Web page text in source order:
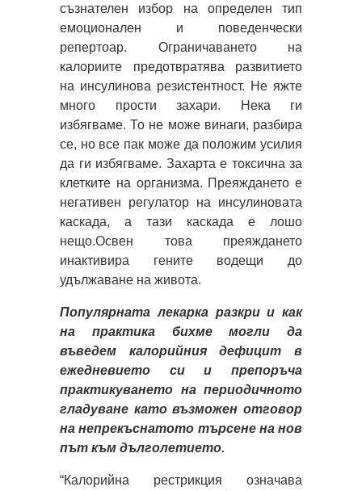
съзнателен избор на определен тип
емоционален и поведенчески
репертоар. Ограничаването на
калориите предотвратява развитието
на инсулинова резистентност. Не яжте
много прости захари. Нека ги
избягваме. То не може винаги, разбира
се, но все пак може да положим усилия
да ги избягваме. Захарта е токсична за
клетките на организма. Преяждането е
негативен регулатор на инсулиновата
каскада, а тази каскада е лошо
нещо.Освен това преяждането
инактивира гените водещи до
удължаване на живота.
Популярната лекарка разкри и как
на практика бихме могли да
въведем калорийния дефицит в
ежедневието си и препоръча
практикуването на периодичното
гладуване като възможен отговор
на непрекъснатото търсене на нов
път към дълголетието.
“Калорийна рестрикция означава